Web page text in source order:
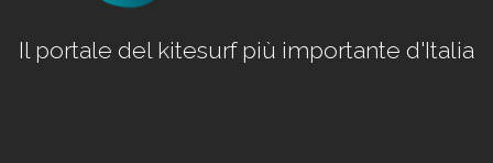
Il portale del kitesurf più importante d'Italia